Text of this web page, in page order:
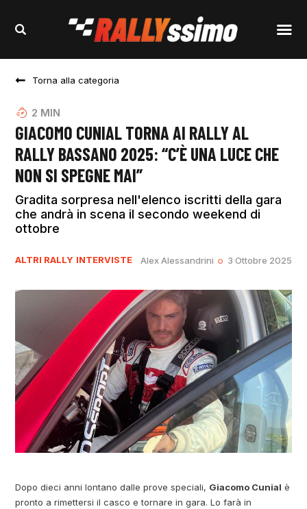
Torna alla categoria
2 MIN
GIACOMO CUNIAL TORNA AI RALLY AL
RALLY BASSANO 2025: “C’È UNA LUCE CHE
NON SI SPEGNE MAI”
Gradita sorpresa nell'elenco iscritti della gara
che andrà in scena il secondo weekend di
ottobre
ALTRI RALLY INTERVISTE Alex Alessandrini 3 Ottobre 2025
Dopo dieci anni lontano dalle prove speciali, Giacomo Cunial è
pronto a rimettersi il casco e tornare in gara. Lo farà in